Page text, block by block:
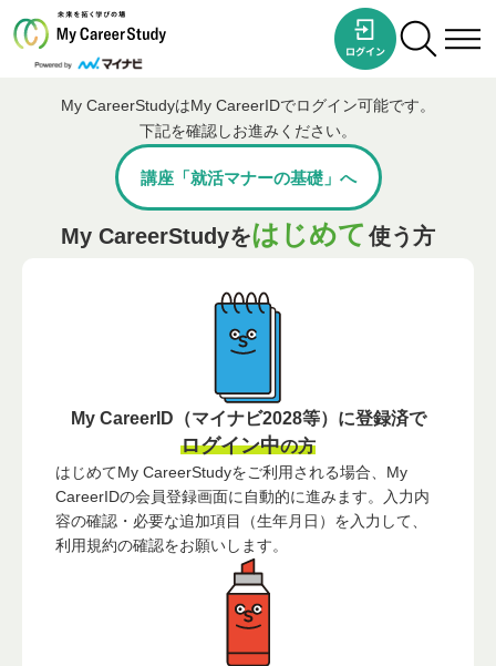
My CareerStudyはMy CareerIDでログイン可能です。
下記を確認しお進みください。
講座「就活マナーの基礎」へ
My CareerStudyをはじめて 使う方
My CareerID（マイナビ2028等）に登録済で
ログイン中の方
はじめてMy CareerStudyをご利用される場合、My
CareerIDの会員登録画面に自動的に進みます。入力内
容の確認・必要な追加項目（生年月日）を入力して、
利用規約の確認をお願いします。